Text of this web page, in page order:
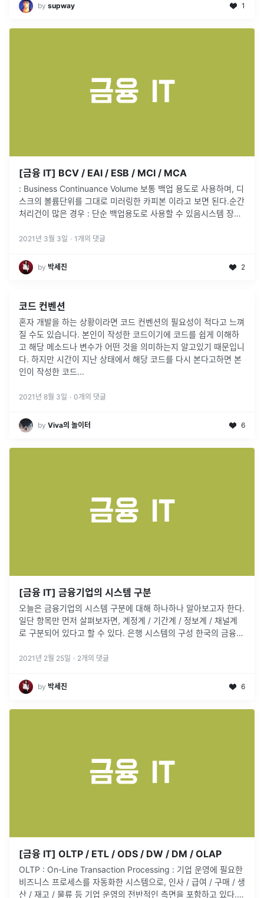
by supway 1
[금융 IT] BCV / EAI / ESB / MCI / MCA
: Business Continuance Volume 보통 백업 용도로 사용하며, 디
스크의 볼륨단위를 그대로 미러링한 카피본 이라고 보면 된다.순간
처리건이 많은 경우 : 단순 백업용도로 사용할 수 있음시스템 장애
2021년 3월 3일 · 1 개의 댓글
by 박세진 2
코드 컨벤션
혼자 개발을 하는 상황이라면 코드 컨벤션의 필요성이 적다고 느껴
질 수도 있습니다. 본인이 작성한 코드이기에 코드를 쉽게 이해하
고 해당 메소드나 변수가 어떤 것을 의미하는지 알고있기 때문입니
다. 하지만 시간이 지난 상태에서 해당 코드를 다시 본다고하면 본
인이 작성한 코드...
2021년 8월 3일 · 0개의 댓글
by Viva의 놀이터 6
[금융 IT] 금융기업의 시스템 구분
오늘은 금융기업의 시스템 구분에 대해 하나하나 알아보고자 한다.
일단 항목만 먼저 살펴보자면, 계정계 / 기간계 / 정보계 / 채널계
로 구분되어 있다고 할 수 있다. 은행 시스템의 구성 한국의 금융시
2021년 2월 25일 · 2개의 댓글
by 박세진 6
[금융 IT] OLTP / ETL / ODS / DW / DM / OLAP
OLTP : On-Line Transaction Processing : 기업 운영에 필요한
비즈니스 프로세스를 자동화한 시스템으로, 인사 / 급여 / 구매 / 생
산 / 재고 / 물류 등 기업 운영의 전반적인 측면을 포함하고 있다. :